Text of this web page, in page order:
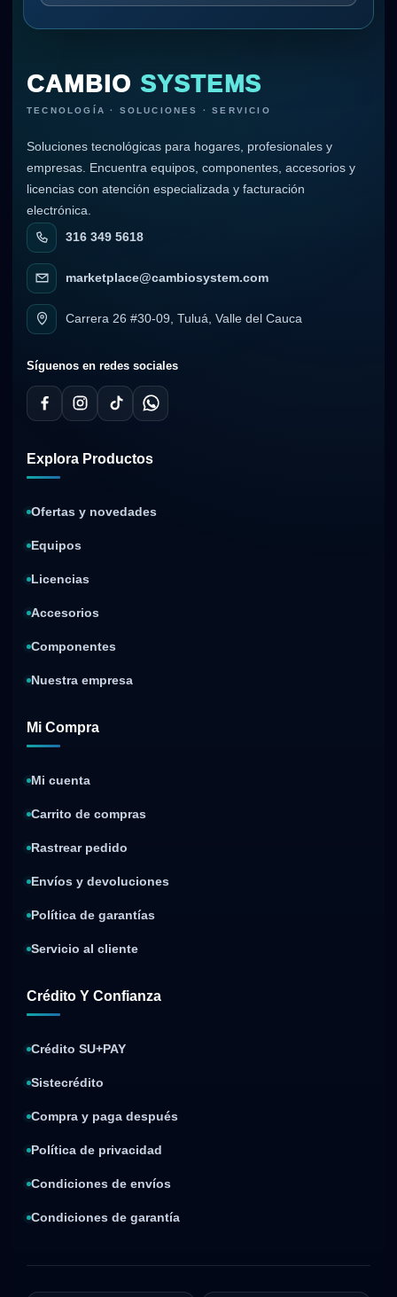
CAMBIO SYSTEMS
TECNOLOGÍA · SOLUCIONES · SERVICIO
Soluciones tecnológicas para hogares, profesionales y
empresas. Encuentra equipos, componentes, accesorios y
licencias con atención especializada y facturación
electrónica.
316 349 5618
marketplace@cambiosystem.com
Carrera 26 #30-09, Tuluá, Valle del Cauca
Síguenos en redes sociales
Explora Productos
Ofertas y novedades
Equipos
Licencias
Accesorios
Componentes
Nuestra empresa
Mi Compra
Mi cuenta
Carrito de compras
Rastrear pedido
Envíos y devoluciones
Política de garantías
Servicio al cliente
Crédito Y Confianza
Crédito SU+PAY
Sistecrédito
Compra y paga después
Política de privacidad
Condiciones de envíos
Condiciones de garantía